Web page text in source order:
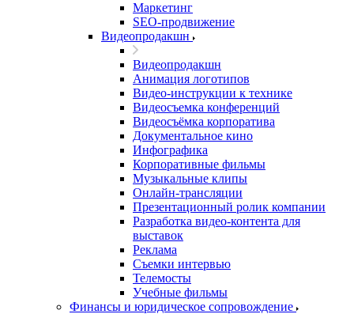
Маркетинг
SEO-продвижение
Видеопродакшн
Видеопродакшн
Анимация логотипов
Видео-инструкции к технике
Видеосъемка конференций
Видеосъёмка корпоратива
Документальное кино
Инфографика
Корпоративные фильмы
Музыкальные клипы
Онлайн-трансляции
Презентационный ролик компании
Разработка видео-контента для
выставок
Реклама
Съемки интервью
Телемосты
Учебные фильмы
Финансы и юридическое сопровождение